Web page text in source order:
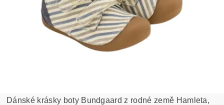
Dánské krásky boty Bundgaard z rodné země Hamleta,